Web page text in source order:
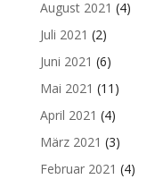
August 2021 (4)
Juli 2021 (2)
Juni 2021 (6)
Mai 2021 (11)
April 2021 (4)
März 2021 (3)
Februar 2021 (4)